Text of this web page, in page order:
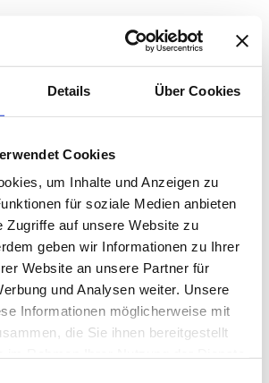
Details Über Cookies
Cookies
um Inhalte und Anzeigen zu
für soziale Medien anbieten
Zugriffe auf unsere Website zu
geben wir Informationen zu Ihrer
Website an unsere Partner für
und Analysen weiter. Unsere
Informationen möglicherweise mit
die Sie ihnen bereitgestellt